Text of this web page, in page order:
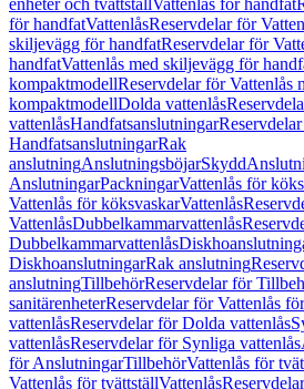
enheter och tvättställVattenlås för handfat
för handfatVattenlåsReservdelar för
skiljevägg för handfatReservdelar för
handfatVattenlås med skiljevägg för
kompaktmodellReservdelar för Vattenlås
kompaktmodellDolda vattenlås
vattenlåsHandfatsanslutningar
HandfatsanslutningarRak
anslutningAnslutningsböjarSkydd
AnslutningarPackningarVattenlås för
Vattenlås för köksvaskarVattenlås
VattenlåsDubbelkammarvattenlås
Dubbelkammarvattenlås
DiskhoanslutningarRak anslutning
anslutningTillbehörReservdelar för
sanitärenheterReservdelar för Vattenlås
vattenlåsReservdelar för Dolda vattenlås
vattenlåsReservdelar för Synliga vattenlås
för AnslutningarTillbehörVattenlås för
Vattenlås för tvättställVattenlås